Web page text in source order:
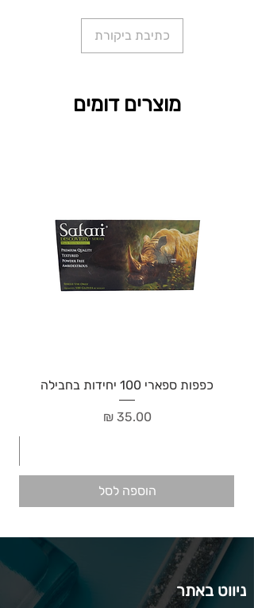
כתיבת ביקורת
מוצרים דומים
כפפות ספארי 100 יחידות בחבילה
מחיר‏35.00 ‏₪
הוספה לסל
ניווט באתר